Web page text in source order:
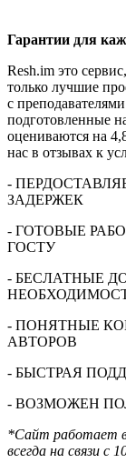
Гарантии для
Resh.im это
только лучшие
с
подготовленные
оцениваются на
нас в отзывах к
-
ЗАДЕРЖЕК
- ГОТОВЫЕ
ГОСТУ
- БЕСЛАТНЫЕ
- ПОНЯТНЫЕ
АВТОРОВ
- БЫСТРАЯ
- ВОЗМОЖЕН
*Сайт работает
всегда на связи с